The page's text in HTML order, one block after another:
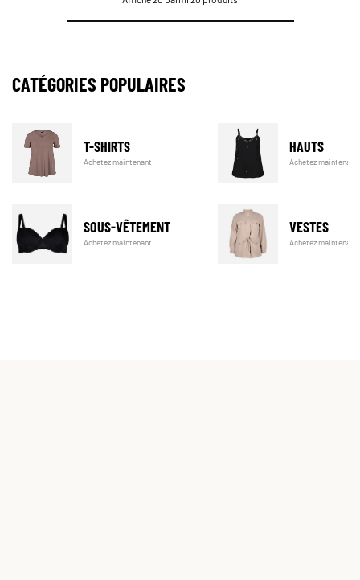
CATÉGORIES POPULAIRES
T-SHIRTS
Achetez maintenant
HAUTS
Achetez maintenant
SOUS-VÊTEMENT
Achetez maintenant
VESTES
Achetez maintenant